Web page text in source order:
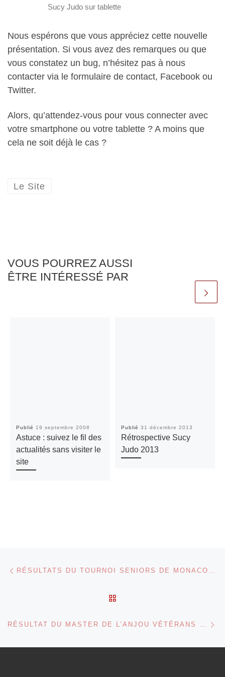
Sucy Judo sur tablette
Nous espérons que vous appréciez cette nouvelle
présentation. Si vous avez des remarques ou que
vous constatez un bug, n’hésitez pas à nous
contacter via le formulaire de contact, Facebook ou
Twitter.
Alors, qu’attendez-vous pour vous connecter avec
votre smartphone ou votre tablette ? A moins que
cela ne soit déjà le cas ?
Le Site
VOUS POURREZ AUSSI
ÊTRE INTÉRESSÉ PAR
Publié 19 septembre 2008
Astuce : suivez le fil des
actualités sans visiter le
site
Publié 31 décembre 2013
Rétrospective Sucy
Judo 2013
Parcourir les articles RÉSULTATS DU TOURNOI SENIORS DE MONACO 2012
RÉSULTAT DU MASTER DE L’ANJOU VÉTÉRANS À ANGERS